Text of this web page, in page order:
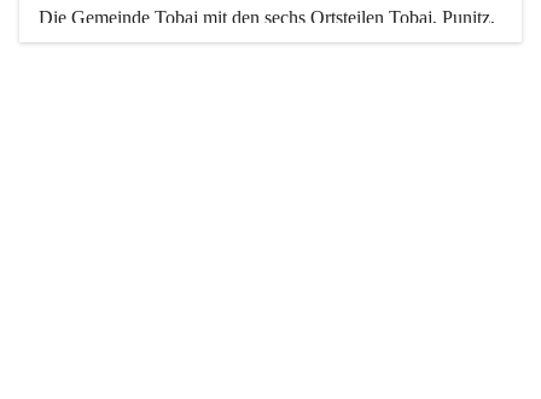
Die Gemeinde Tobaj mit den sechs Ortsteilen Tobaj, Punitz,
Deutsch Tschantschendorf, Kroatisch Tschantschendorf,